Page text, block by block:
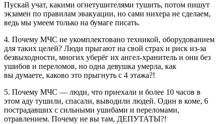
Пускай учат, какими огнетушителями тушить, потом пишут
экзамен по правилам эвакуации, но сами нихера не сделаем,
ведь мы умеем только на бумаге писать.
4. Почему МЧС не укомплектовано техникой, оборудованием
для таких целей? Люди прыгают на свой страх и риск из-за
безвыходности, многих уберёг их ангел-хранитель и они без
ушибов и переломов, но одна девушка умерла, как
вы думаете, каково это прыгнуть с 4 этажа?!
5. Почему МЧС — люди, что приехали и более 10 часов в
этом аду тушили, спасали, выводили людей. Один в коме, 6
пострадавших с сильными ушибами и переломами,
отравлением. Почему не вы там, ДЕПУТАТЫ?!